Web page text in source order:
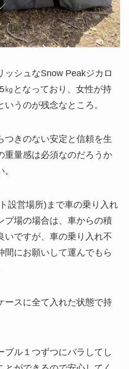
ッシュなSnow Peakジカロ
㎏ となっており、女性が持
うのが残念なところ。
つきのない安定と信頼を生
重量感は必須なのだろうか
設営場所)まで車の乗り入れ
プ場の場合は、車からの積
いですが、車の乗り入れ不
間にお願いして運んでもら
ースに全て入れた状態で持
ブル１つずつにバラしてし